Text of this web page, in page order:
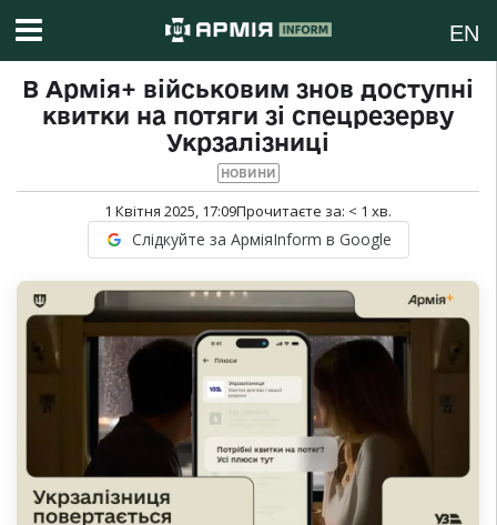
EN
В Армія+ військовим знов доступні
квитки на потяги зі спецрезерву
Укрзалізниці
НОВИНИ
1 Квітня 2025, 17:09Прочитаєте за: < 1 хв.
Слідкуйте за АрміяInform в Google